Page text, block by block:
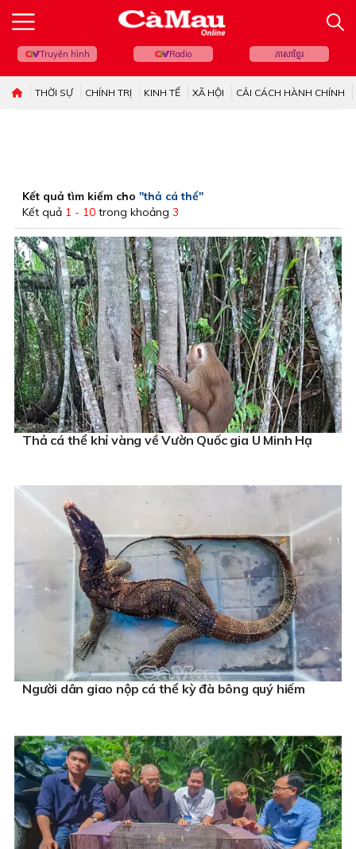
Truyền hình Radio ភាសាខ្មែរ
THỜI SỰ CHÍNH TRỊ KINH TẾ XÃ HỘI CẢI CÁCH HÀNH CHÍNH
Kết quả tìm kiếm cho "thả cá thể"
Kết quả 1 - 10 trong khoảng 3
Thả cá thể khỉ vàng về Vườn Quốc gia U Minh Hạ
Người dân giao nộp cá thể kỳ đà bông quý hiếm